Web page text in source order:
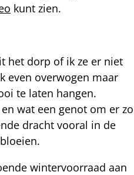
kunt zien.
het dorp of ik ze er niet
even overwogen maar
te laten hangen.
wat een genot om er zo
dracht vooral in de
wintervoorraad aan